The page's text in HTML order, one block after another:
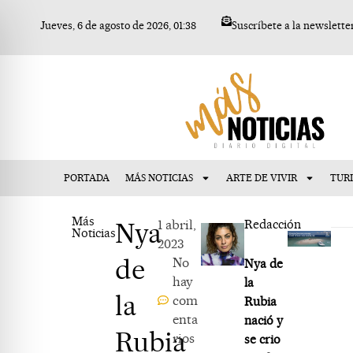
Jueves, 6 de agosto de 2026, 01:38 Suscríbete a la
PORTADA MÁS NOTICIAS ARTE DE VIVIR
Más
NoticiasNya
de
la
Rubia
1 abril,
2023
No
hay
com
enta
rios
Redacción
Nya de
la
Rubia
nació y
se crio